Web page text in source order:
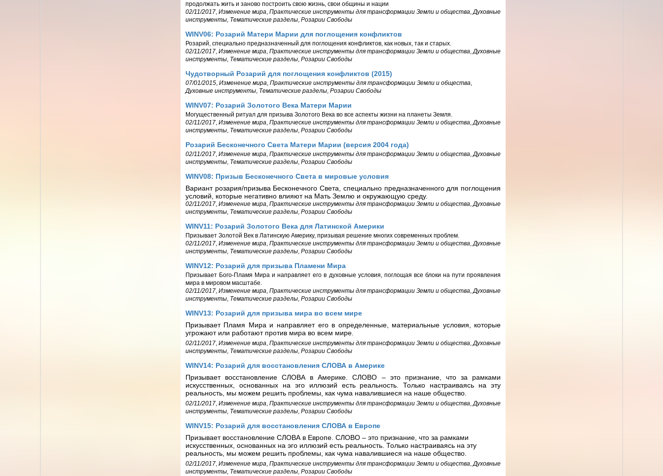
продолжать жить и заново построить свою жизнь, свои общины и нации
02/11/2017, Изменение мира, Практические инструменты для трансформации Земли и общества,Духовные
инструменты, Тематические разделы, Розарии Свободы
WINV06: Розарий Матери Марии для поглощения конфликтов
Розарий, специально предназначенный для поглощения конфликтов, как новых, так и старых.
02/11/2017, Изменение мира, Практические инструменты для трансформации Земли и общества,Духовные
инструменты, Тематические разделы, Розарии Свободы
Чудотворный Розарий для поглощения конфликтов (2015)
07/01/2015, Изменение мира, Практические инструменты для трансформации Земли и общества,
Духовные инструменты, Тематические разделы, Розарии Свободы
WINV07: Розарий Золотого Века Матери Марии
Могущественный ритуал для призыва Золотого Века во все аспекты жизни на планеты Земля.
02/11/2017, Изменение мира, Практические инструменты для трансформации Земли и общества,Духовные
инструменты, Тематические разделы, Розарии Свободы
Розарий Бесконечного Света Матери Марии (версия 2004 года)
02/11/2017, Изменение мира, Практические инструменты для трансформации Земли и общества,Духовные
инструменты, Тематические разделы, Розарии Свободы
WINV08: Призыв Бесконечного Света в мировые условия
Вариант розария/призыва Бесконечного Света, специально предназначенного для поглощения
условий, которые негативно влияют на Мать Землю и окружающую среду.
02/11/2017, Изменение мира, Практические инструменты для трансформации Земли и общества,Духовные
инструменты, Тематические разделы, Розарии Свободы
WINV11: Розарий Золотого Века для Латинской Америки
Призывает Золотой Век в Латинскую Америку, призывая решение многих современных проблем.
02/11/2017, Изменение мира, Практические инструменты для трансформации Земли и общества,Духовные
инструменты, Тематические разделы, Розарии Свободы
WINV12: Розарий для призыва Пламени Мира
Призывает Бого-Пламя Мира и направляет его в духовные условия, поглощая все блоки на пути проявления
мира в мировом масштабе.
02/11/2017, Изменение мира, Практические инструменты для трансформации Земли и общества,Духовные
инструменты, Тематические разделы, Розарии Свободы
WINV13: Розарий для призыва мира во всем мире
Призывает Пламя Мира и направляет его в определенные, материальные условия, которые
угрожают или работают против мира во всем мире.
02/11/2017, Изменение мира, Практические инструменты для трансформации Земли и общества,Духовные
инструменты, Тематические разделы, Розарии Свободы
WINV14: Розарий для восстановления СЛОВА в Америке
Призывает восстановление СЛОВА в Америке. СЛОВО – это признание, что за рамками
искусственных, основанных на эго иллюзий есть реальность. Только настраиваясь на эту
реальность, мы можем решить проблемы, как чума навалившиеся на наше общество.
02/11/2017, Изменение мира, Практические инструменты для трансформации Земли и общества,Духовные
инструменты, Тематические разделы, Розарии Свободы
WINV15: Розарий для восстановления СЛОВА в Европе
Призывает восстановление СЛОВА в Европе. СЛОВО – это признание, что за рамками
искусственных, основанных на эго иллюзий есть реальность. Только настраиваясь на эту
реальность, мы можем решить проблемы, как чума навалившиеся на наше общество.
02/11/2017, Изменение мира, Практические инструменты для трансформации Земли и общества,Духовные
инструменты, Тематические разделы, Розарии Свободы